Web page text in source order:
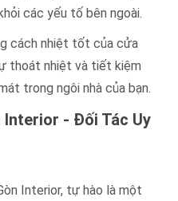
các yếu tố bên ngoài.
cách nhiệt tốt của cửa
thoát nhiệt và tiết kiệm
trong ngôi nhà của bạn.
Interior - Đối Tác Uy
Interior, tự hào là một